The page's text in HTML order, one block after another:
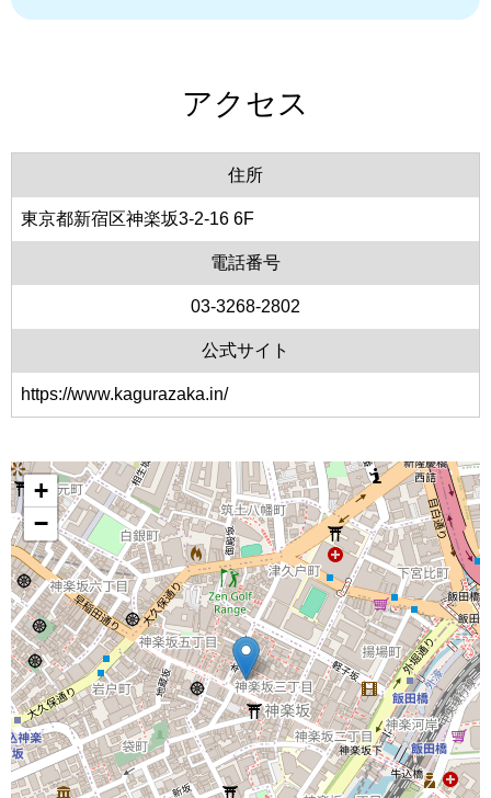
アクセス
住所
東京都新宿区神楽坂3-2-16 6F
電話番号
03-3268-2802
公式サイト
https://www.kagurazaka.in/
+
−